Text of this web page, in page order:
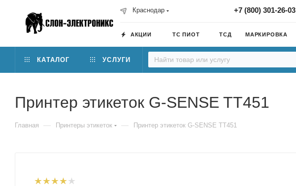
Краснодар +7 (800) 301-26-03
АКЦИИ ТС ПИОТ ТСД МАРКИРОВКА
КАТАЛОГ УСЛУГИ
Принтер этикеток G-SENSE TT451
Главная — Принтеры этикеток — Принтер этикеток G-SENSE TT451